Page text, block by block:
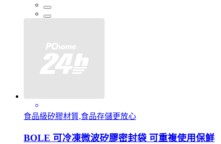
食品級矽膠材質,食品存儲更放心
BOLE 可冷凍微波矽膠密封袋 可重複使用保鮮